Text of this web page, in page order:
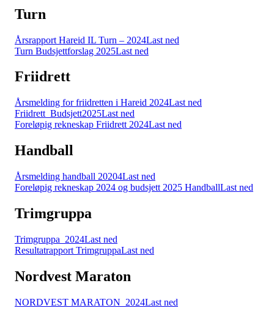
Turn
Årsrapport Hareid IL Turn – 2024Last ned
Turn Budsjettforslag 2025Last ned
Friidrett
Årsmelding for friidretten i Hareid 2024Last ned
Friidrett_Budsjett2025Last ned
Foreløpig rekneskap Friidrett 2024Last ned
Handball
Årsmelding handball 20204Last ned
Foreløpig rekneskap 2024 og budsjett 2025 HandballLast ned
Trimgruppa
Trimgruppa_2024Last ned
Resultatrapport TrimgruppaLast ned
Nordvest Maraton
NORDVEST MARATON_2024Last ned